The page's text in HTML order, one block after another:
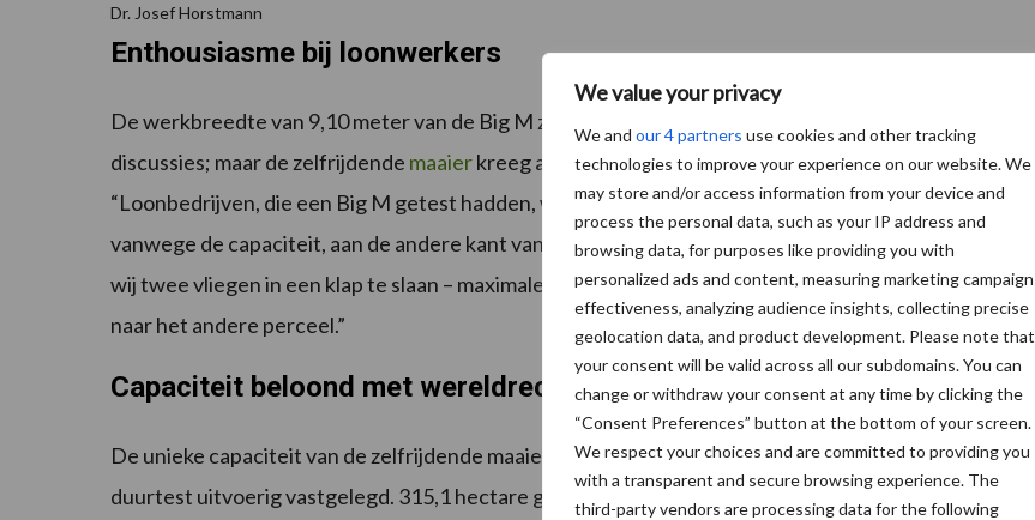
We value your privacy
We and our 4 partners use cookies and other tracking
technologies to improve your experience on our website. We
may store and/or access information from your device and
process the personal data, such as your IP address and
browsing data, for purposes like providing you with
personalized ads and content, measuring marketing campaign
effectiveness, analyzing audience insights, collecting precise
geolocation data, and product development. Please note that
your consent will be valid across all our subdomains. You can
change or withdraw your consent at any time by clicking the
“Consent Preferences” button at the bottom of your screen.
We respect your choices and are committed to providing you
with a transparent and secure browsing experience. The
third-party vendors are processing data for the following
Dr. Josef Horstmann
Enthousiasme bij loonwerkers
De werkbreedte van 9,10 meter van de Big M zorgde voor voldoende gespreksstof en uitgebreide
discussies; maar de zelfrijdende maaierkreeg al verrassend snel een voet aan de grond in de praktijk.
“Loonbedrijven, die een Big M getest hadden, waren van begin af aan enthousiast. Aan de ene kant
vanwege de capaciteit, aan de andere kant vanwege de toelating op de weg tot 40 km/h. Zo wisten
wij twee vliegen in een klap te slaan – maximale capaciteit en een zo snel mogelijke wissel van het ene
naar het andere perceel.”
Capaciteit beloond met wereldrecord
De unieke capaciteit van de zelfrijdende maaier van Krone werd in 1999 tijdens een 24-urige
duurtest uitvoerig vastgelegd. 315,1 hectare gemaaid
grasland
en een uurrecord van 15,2 hectare!